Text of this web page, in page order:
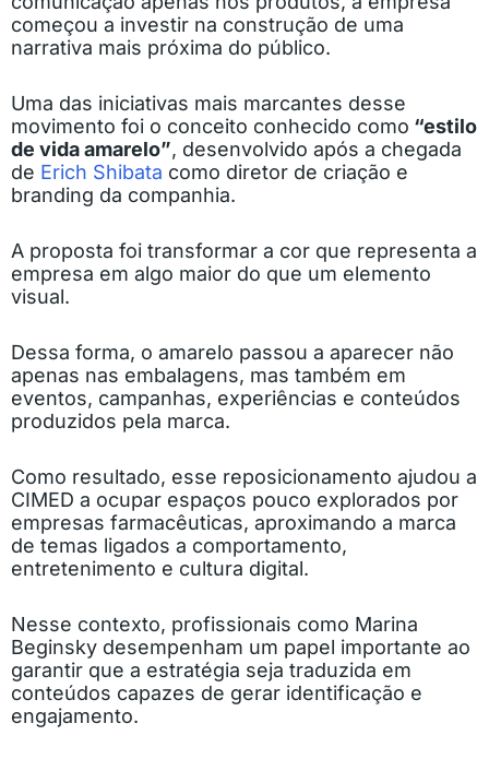
começou a investir na construção de uma
narrativa mais próxima do público.
Uma das iniciativas mais marcantes desse
movimento foi o conceito conhecido como “estilo
de vida amarelo”, desenvolvido após a chegada
de Erich Shibata como diretor de criação e
branding da companhia.
A proposta foi transformar a cor que representa a
empresa em algo maior do que um elemento
visual.
Dessa forma, o amarelo passou a aparecer não
apenas nas embalagens, mas também em
eventos, campanhas, experiências e conteúdos
produzidos pela marca.
Como resultado, esse reposicionamento ajudou a
CIMED a ocupar espaços pouco explorados por
empresas farmacêuticas, aproximando a marca
de temas ligados a comportamento,
entretenimento e cultura digital.
Nesse contexto, profissionais como Marina
Beginsky desempenham um papel importante ao
garantir que a estratégia seja traduzida em
conteúdos capazes de gerar identificação e
engajamento.